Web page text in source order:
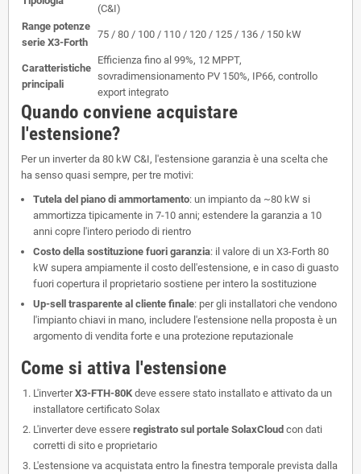
(C&I)
Range potenze
serie X3-Forth
75 / 80 / 100 / 110 / 120 / 125 / 136 / 150 kW
Caratteristiche
principali
Efficienza fino al 99%, 12 MPPT,
sovradimensionamento PV 150%, IP66, controllo
export integrato
Quando conviene acquistare
l'estensione?
Per un inverter da 80 kW C&I, l'estensione garanzia è una scelta che
ha senso quasi sempre, per tre motivi:
Tutela del piano di ammortamento: un impianto da ~80 kW si
ammortizza tipicamente in 7-10 anni; estendere la garanzia a 10
anni copre l'intero periodo di rientro
Costo della sostituzione fuori garanzia: il valore di un X3-Forth 80
kW supera ampiamente il costo dell'estensione, e in caso di guasto
fuori copertura il proprietario sostiene per intero la sostituzione
Up-sell trasparente al cliente finale: per gli installatori che vendono
l'impianto chiavi in mano, includere l'estensione nella proposta è un
argomento di vendita forte e una protezione reputazionale
Come si attiva l'estensione
L'inverterX3-FTH-80K deve essere stato installato e attivato da un
installatore certificato Solax
L'inverter deve essere registrato sul portale SolaxCloud con dati
corretti di sito e proprietario
L'estensione va acquistata entro la finestra temporale prevista dalla